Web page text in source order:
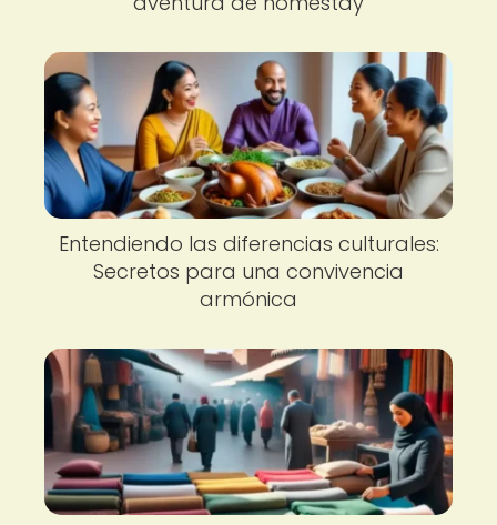
Entendiendo las diferencias culturales:
Secretos para una convivencia
armónica